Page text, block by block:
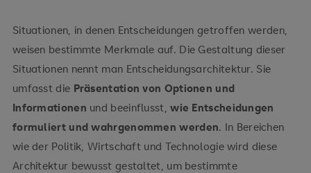
Situationen, in denen Entscheidungen getroffen werden,
weisen bestimmte Merkmale auf. Die Gestaltung dieser
Situationen nennt man Entscheidungsarchitektur. Sie
umfasst die Präsentation von Optionen und
Informationen und beeinflusst,wie Entscheidungen
formuliert und wahrgenommen werden. In Bereichen
wie der Politik, Wirtschaft und Technologie wird diese
Architektur bewusst gestaltet, um bestimmte